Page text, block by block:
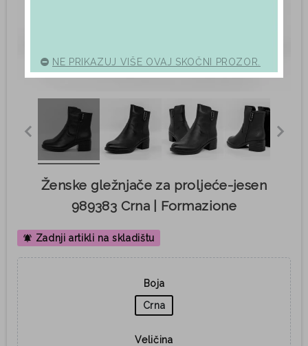
Ženske gležnjače za proljeće-jesen
989383 Crna | Formazione
notifications_active Zadnji artikli na skladištu
Boja
Crna
Veličina
NE PRIKAZUJ VIŠE OVAJ SKOČNI PROZOR.